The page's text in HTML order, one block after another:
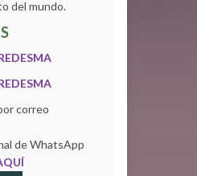
del mundo.
correo
de WhatsApp